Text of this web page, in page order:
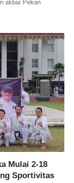
akbar Pekan
Mulai 2-18
Sportivitas